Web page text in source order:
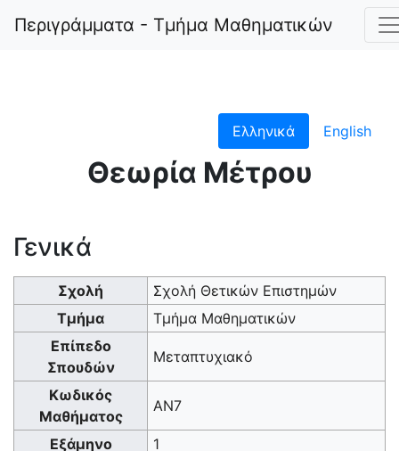
Περιγράμματα - Τμήμα Μαθηματικών
Section 1
1006
Ελληνικά English
Θεωρία Μέτρου
Γενικά
Σχολή
Σχολή Θετικών Επιστημών
Τμήμα
Τμήμα Μαθηματικών
Επίπεδο
Σπουδών
Μεταπτυχιακό
Κωδικός
Μαθήματος
AN7
Εξάμηνο
1